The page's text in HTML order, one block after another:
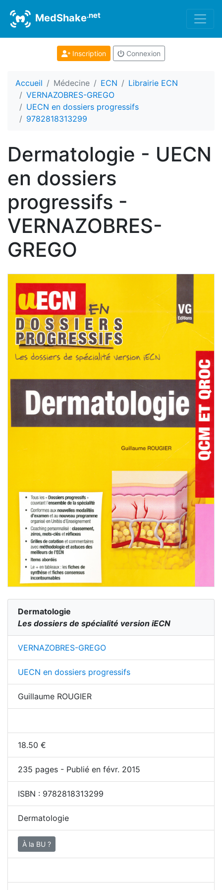
MedShake.net
Inscription Connexion
Accueil Médecine ECN
Librairie ECN
VERNAZOBRES-GREGO
UECN en dossiers progressifs
9782818313299
Dermatologie - UECN
en dossiers
progressifs -
VERNAZOBRES-
GREGO
Dermatologie
Les dossiers de spécialité version iECN
VERNAZOBRES-GREGO
UECN en dossiers progressifs
Guillaume ROUGIER
18.50 €
235 pages - Publié en févr. 2015
ISBN : 9782818313299
Dermatologie
À la BU ?